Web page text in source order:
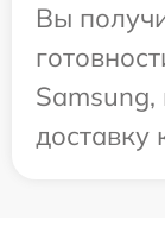
Вы
доставку